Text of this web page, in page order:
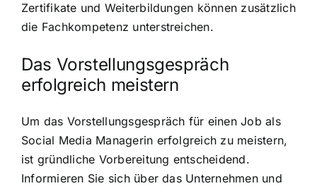
Zertifikate und Weiterbildungen können zusätzlich
die Fachkompetenz unterstreichen.
Das Vorstellungsgespräch
erfolgreich meistern
Um das Vorstellungsgespräch für einen Job als
Social Media Managerin erfolgreich zu meistern,
ist gründliche Vorbereitung entscheidend.
Informieren Sie sich über das Unternehmen und